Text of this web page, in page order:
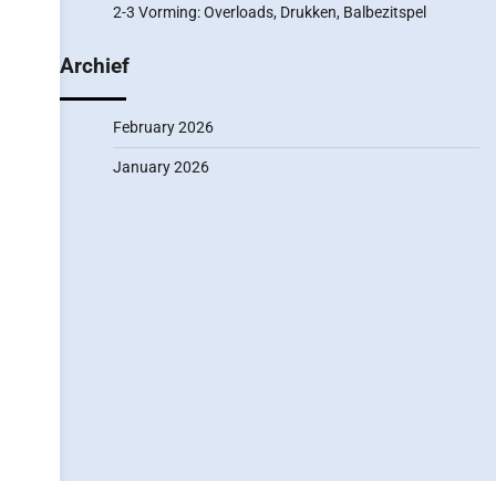
2-3 Vorming: Overloads, Drukken, Balbezitspel
Archief
February 2026
January 2026